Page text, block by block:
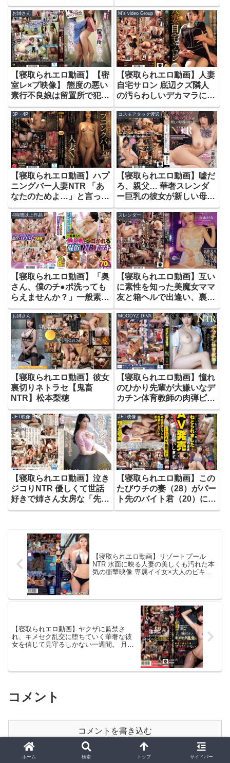
妻ホームパーティー 爆乳
尻嫁が酔ってドスケベ全開
でイキまくる 藤沢麗央
れて私は禁欲状態が限界に
達してしまった。 夏目彩
春
お姉さん
【寝取られエロ動画】【密
室レ×プ映像】 態度の悪い
素行不良娘は留置所で犯●
れ肉便器奴●にされ続け
る。 「優遇してヤルから
服脱げ。」 西宮ゆめ
M’s video Group
【寝取られエロ動画】人妻
自宅サロン 底辺クズ隣人
の汚らわしいデカマラに堕
ちた若妻エステティシャン
月野江すい
3P・4P
【寝取られエロ動画】ハプ
ニングバー人妻NTR 「あ
なたのためよ…」と言って
いた妻がいつしか群がる男
たちに夢中になっていた。
木下凛々子
コスモアタック渡辺
【寝取られエロ動画】嘘だ
ろ、親父… 華奢スレンダ
ー巨乳の彼女が新しい母親
になる日。 藤崎そあ
4時間以上作品
【寝取られエロ動画】「奥
さん、僕のチ●ポ洗っても
らえませんか？」一般素人
の他人妻にシゴかれる混浴
NTR手コキ70人8時間
スレンダー
【寝取られエロ動画】互い
に素性を知った美魔女ママ
友と箱ヘルで出逢い、裏引
き不倫。 百永さりな
お姉さん
【寝取られエロ動画】彼女
裏切りネトラセ【鬼畜
NTR】松本梨穂
MOODYZ DIVA
【寝取られエロ動画】憧れ
のひかり先輩が大嫌いなデ
カチン体育教師の肉弾ピス
トンで寝取られていたなん
て…胸クソ学淫NTR 滝冬
ひかり
JET映像
【寝取られエロ動画】泣き
ジコりNTR 優しくて世話
好きで姉さん女房な「先輩
の嫁」と別れを惜しんで泣
JET映像
【寝取られエロ動画】この
たびウチの妻（28）がパー
ト先のバイト君（20）にね
とられました…→くやしい
【寝取られエロ動画】リゾートプール
NTR 水面に映る人妻の美しくも汚れた本
気の衝撃映像 専属イイ女×大人のビキ
【寝取られエロ動画】ヤクザに監禁さ
れ、キメセク乱交に堕ちていく華奢な彼
女を信じて見守るしかない一週間。 月野
コメント
コメントを書き込む
ホーム 検索 トップ サイドバー